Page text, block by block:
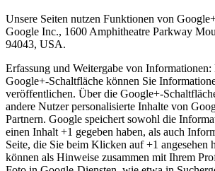
Unsere Seiten nutzen Funktionen von
Google Inc., 1600 Amphitheatre Parkway
94043, USA.
Erfassung und Weitergabe von
Google+-Schaltfläche können Sie
veröffentlichen. Über die Google+-
andere Nutzer personalisierte Inhalte von
Partnern. Google speichert sowohl die
einen Inhalt +1 gegeben haben, als auch
Seite, die Sie beim Klicken auf +1 angesehen
können als Hinweise zusammen mit Ihrem